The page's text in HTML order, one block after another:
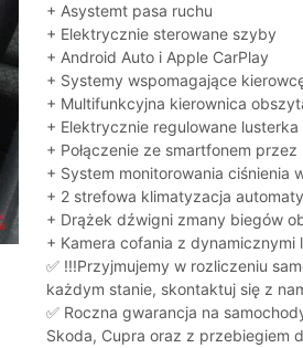
+ Asystemt pasa ruchu
+ Elektrycznie sterowane szyby
+ Android Auto i Apple CarPlay
+ Systemy wspomagające
+ Multifunkcyjna kierownica
+ Elektrycznie regulowane
+ Połączenie ze smartfonem przez
+ System monitorowania ciśnienia
+ 2 strefowa klimatyzacja
+ Drążek dźwigni zmany biegów
+ Kamera cofania z dynamicznymi
✅ !!!Przyjmujemy w rozliczeniu
każdym stanie, skontaktuj się z
✅ Roczna gwarancja na
Skoda, Cupra oraz z przebiegiem